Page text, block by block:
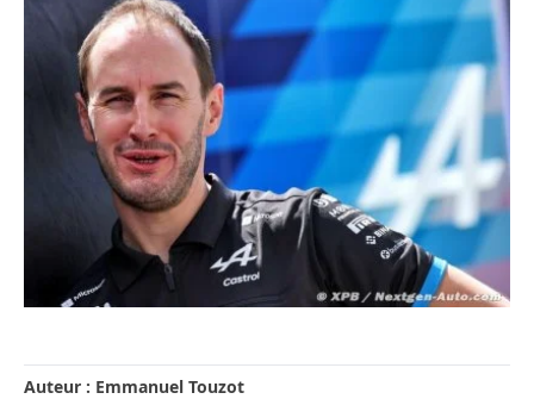
Auteur : Emmanuel Touzot